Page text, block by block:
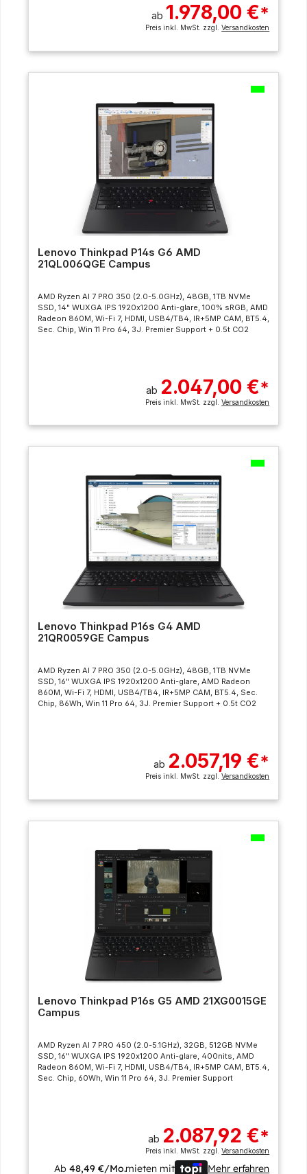
ab 1.978,00 €*
Preis inkl. MwSt. zzgl.Versandkosten
Lenovo Thinkpad P14s G6 AMD
21QL006QGE Campus
AMD Ryzen AI 7 PRO 350 (2.0-5.0GHz), 48GB, 1TB NVMe
SSD, 14" WUXGA IPS 1920x1200 Anti-glare, 100% sRGB, AMD
Radeon 860M, Wi-Fi 7, HDMI, USB4/TB4, IR+5MP CAM, BT5.4,
Sec. Chip, Win 11 Pro 64, 3J. Premier Support + 0.5t CO2
ab 2.047,00 €*
Preis inkl. MwSt. zzgl.Versandkosten
Lenovo Thinkpad P16s G4 AMD
21QR0059GE Campus
AMD Ryzen AI 7 PRO 350 (2.0-5.0GHz), 48GB, 1TB NVMe
SSD, 16" WUXGA IPS 1920x1200 Anti-glare, AMD Radeon
860M, Wi-Fi 7, HDMI, USB4/TB4, IR+5MP CAM, BT5.4, Sec.
Chip, 86Wh, Win 11 Pro 64, 3J. Premier Support + 0.5t CO2
ab 2.057,19 €*
Preis inkl. MwSt. zzgl.Versandkosten
Lenovo Thinkpad P16s G5 AMD 21XG0015GE
Campus
AMD Ryzen AI 7 PRO 450 (2.0-5.1GHz), 32GB, 512GB NVMe
SSD, 16" WUXGA IPS 1920x1200 Anti-glare, 400nits, AMD
Radeon 860M, Wi-Fi 7, HDMI, USB4/TB4, IR+5MP CAM, BT5.4,
Sec. Chip, 60Wh, Win 11 Pro 64, 3J. Premier Support
ab 2.087,92 €*
Preis inkl. MwSt. zzgl.Versandkosten
Ab48,49 €/Mo.mieten mit Mehr erfahren